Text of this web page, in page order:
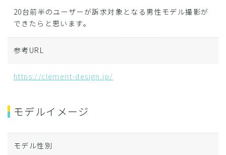
20台前半のユーザーが訴求対象となる男性モデル撮影が
できたらと思います。
参考URL
https://clement-design.jp/
モデルイメージ
モデル性別